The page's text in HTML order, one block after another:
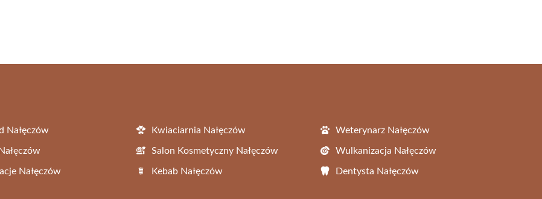
Nałęczów Kwiaciarnia Nałęczów Weterynarz Nałęczów
Salon Kosmetyczny Nałęczów Wulkanizacja Nałęczów
Nałęczów Kebab Nałęczów Dentysta Nałęczów